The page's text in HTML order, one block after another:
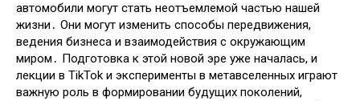
автомобили могут стать неотъемлемой частью нашей
жизни․ Они могут изменить способы передвижения,
ведения бизнеса и взаимодействия с окружающим
миром․ Подготовка к этой новой эре уже началась, и
лекции в TikTok и эксперименты в метавселенных играют
важную роль в формировании будущих поколений,